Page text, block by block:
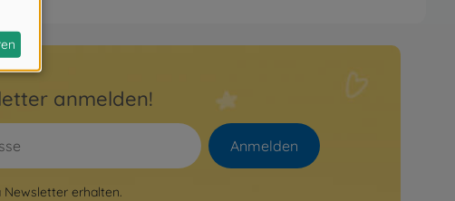
anmelden!
Anmelden
erhalten.